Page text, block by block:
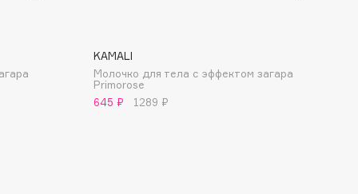
KAMALI
Молочко для тела с эффектом загара
Primorose
645 ₽
1289 ₽